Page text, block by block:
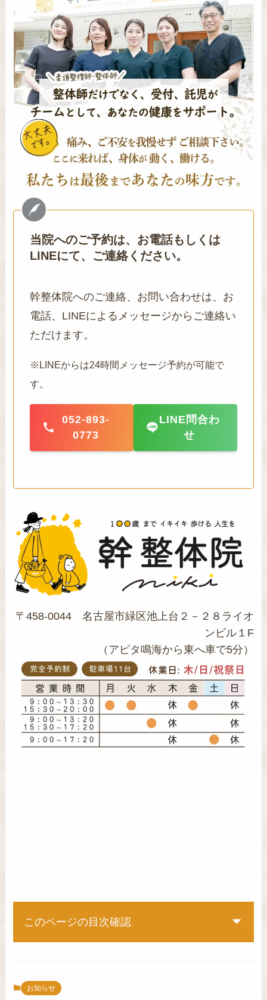
当院へのご予約は、お電話もしくは
LINEにて、ご連絡ください。
幹整体院へのご連絡、お問い合わせは、お
電話、LINEによるメッセージからご連絡い
ただけます。
※LINEからは24時間メッセージ予約が可能で
す。
052-893-
0773
LINE問合わ
せ
〒458-0044 名古屋市緑区池上台２－２８ライオ
ンビル１F
（アピタ鳴海から東へ車で5分）
このページの目次確認
お知らせ